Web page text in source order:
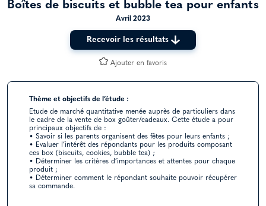
Boîtes de biscuits et bubble tea pour enfants
Avril 2023
Recevoir les résultats
Ajouter en favoris
Thème et objectifs de l’étude :
Etude de marché quantitative menée auprès de particuliers dans
le cadre de la vente de box goûter/cadeaux. Cette étude a pour
principaux objectifs de :
• Savoir si les parents organisent des fêtes pour leurs enfants ;
• Evaluer l’intérêt des répondants pour les produits composant
ces box (biscuits, cookies, bubble tea) ;
• Déterminer les critères d’importances et attentes pour chaque
produit ;
• Déterminer comment le répondant souhaite pouvoir récupérer
sa commande.